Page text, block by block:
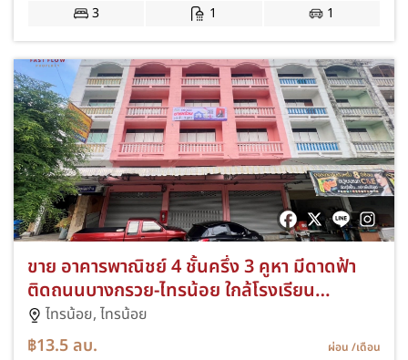
3
1 1
ขาย อาคารพาณิชย์ 4 ชั้นครึ่ง 3 คูหา มีดาดฟ้า
ติดถนนบางกรวย-ไทรน้อย ใกล้โรงเรียน
สารสาสน์วิเทศไทรน้อยพิทยาคาร ตึกแถว ใกล้
อบต.ไทรน้อย
ไทรน้อย, ไทรน้อย
฿13.5ลบ. ผ่อน /เดือน